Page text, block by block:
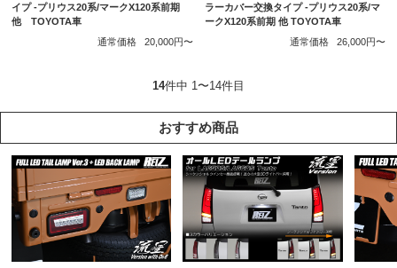
イプ -プリウス20系/マークX120系前期
他 TOYOTA車
通常価格
20,000円〜
ラーカバー交換タイプ -プリウス20系/マ
ークX120系前期 他 TOYOTA車
通常価格
26,000円〜
14件中 1〜14件目
おすすめ商品